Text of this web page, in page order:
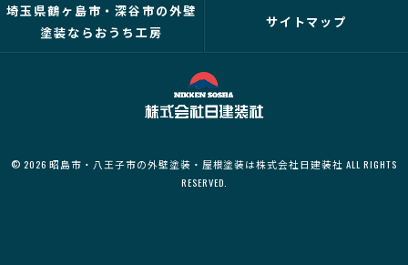
埼玉県鶴ヶ島市・深谷市の外壁
塗装ならおうち工房
サイトマップ
© 2026 昭島市・八王子市の外壁塗装・屋根塗装は株式会社日建装社 ALL RIGHTS
RESERVED.